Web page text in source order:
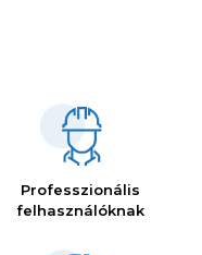
Professzionális
felhasználóknak